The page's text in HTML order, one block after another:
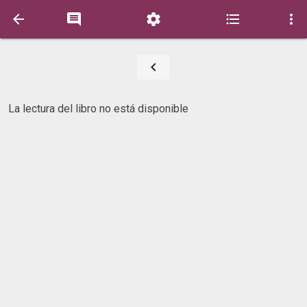
    

La lectura del libro no está disponible